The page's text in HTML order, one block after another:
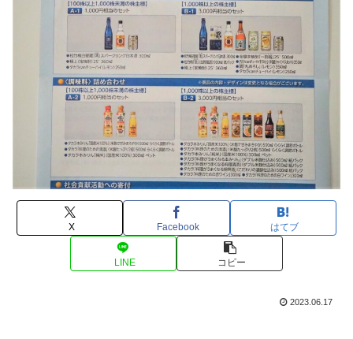
X Facebook はてブ
LINE コピー
2023.06.17